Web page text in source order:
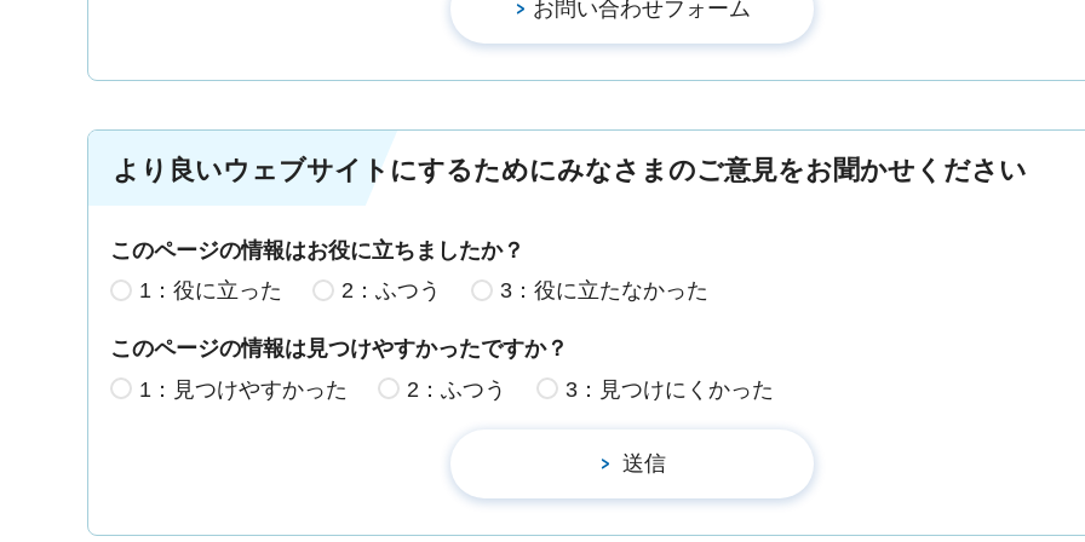
より良いウェブサイトにするためにみなさまのご意見をお聞かせください
このページの情報はお役に立ちましたか？
1：役に立った
2：ふつう 3：役に立たなかった
このページの情報は見つけやすかったですか？
1：見つけやすかった
2：ふつう 3：見つけにくかった